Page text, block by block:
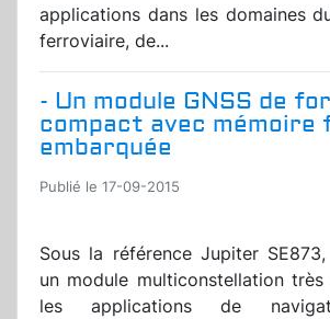
applications dans les domaines
ferroviaire, de...
- Un module GNSS de
compact avec mémoire
embarquée
Publié le 17-09-2015
Sous la référence Jupiter
un module multiconstellation
les applications de